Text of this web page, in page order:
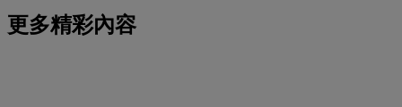
更多精彩內容